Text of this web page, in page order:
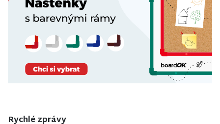
Rychlé zprávy